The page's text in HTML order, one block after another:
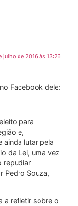
julho de 2016 às 13:26
Facebook dele:
para
e,
ainda lutar pela
da Lei, uma vez
repudiar
Pedro Souza,
a refletir sobre o